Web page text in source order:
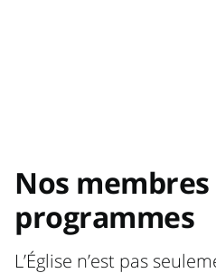
Nos
programmes
L’Église n’est pas